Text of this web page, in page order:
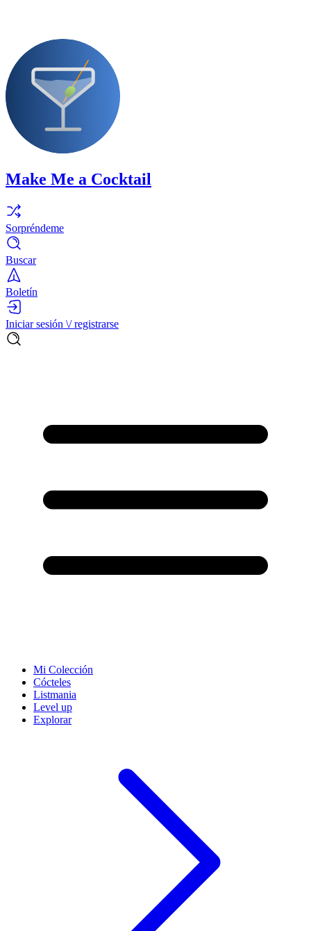
Make Me a Cocktail
Sorpréndeme
Buscar
Boletín
Iniciar sesión \/ registrarse
Mi Colección
Cócteles
Listmania
Level up
Explorar